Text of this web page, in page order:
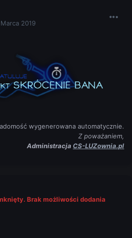
2019
wygenerowana automatycznie.
Z poważaniem,
Administracja CS-LUZownia.pl
Brak możliwości dodania